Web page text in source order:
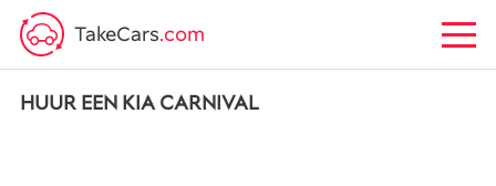
TakeCars.com
HUUR EEN KIA CARNIVAL